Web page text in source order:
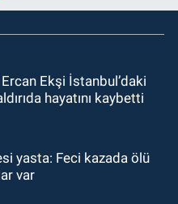
sayıda yaralı var
Ameliyata dayanamadı
Ercan Ekşi İstanbul’daki
hayatını kaybetti
yasta: Feci kazada ölü
var